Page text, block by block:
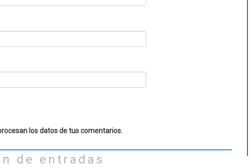
los datos de tus comentarios.
de entradas